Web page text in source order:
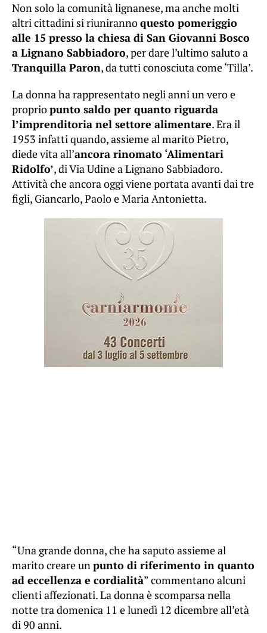
Non solo la comunità lignanese, ma anche molti
altri cittadini si riunirannoquesto pomeriggio
alle 15 presso la chiesa di San Giovanni Bosco
a Lignano Sabbiadoro, per dare l’ultimo saluto a
Tranquilla Paron, da tutti conosciuta come ‘Tilla’.
La donna ha rappresentato negli anni un vero e
propriopunto saldo per quanto riguarda
l’imprenditoria nel settore alimentare. Era il
1953 infatti quando, assieme al marito Pietro,
diede vita all’ancora rinomato ‘Alimentari
Ridolfo’, di Via Udine a Lignano Sabbiadoro.
Attività che ancora oggi viene portata avanti dai tre
figli, Giancarlo, Paolo e Maria Antonietta.
“Una grande donna, che ha saputo assieme al
marito creare unpunto di riferimento in quanto
ad eccellenza e cordialità” commentano alcuni
clienti affezionati. La donna è scomparsa nella
notte tra domenica 11 e lunedì 12 dicembre all’età
di 90 anni.